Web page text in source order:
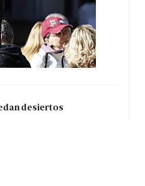
desiertos